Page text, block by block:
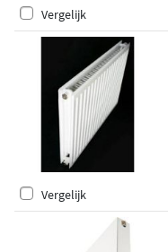
Vergelijk
Vergelijk